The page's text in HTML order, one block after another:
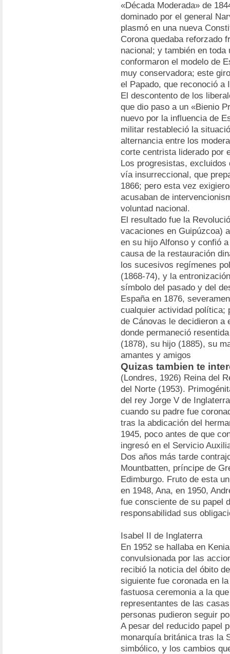
«Década Moderada» de
dominado por el general
plasmó en una nueva
Corona quedaba reforzado
nacional; y también en
conformaron el modelo de
muy conservadora; este
el Papado, que reconoció a
El descontento de los
que dio paso a un «Bienio
nuevo por la influencia de
militar restableció la
alternancia entre los
corte centrista liderado por
Los progresistas,
vía insurreccional, que
1866; pero esta vez
acusaban de
voluntad nacional.
El resultado fue la
vacaciones en Guipúzcoa)
en su hijo Alfonso y confió
causa de la restauración
los sucesivos regímenes
(1868-74), y la
símbolo del pasado y del
España en 1876,
cualquier actividad política;
de Cánovas le decidieron
donde permaneció
(1878), su hijo (1885), su
amantes y amigos
Quizas tambien te
(Londres, 1926) Reina del
del Norte (1953).
del rey Jorge V de
cuando su padre fue
tras la abdicación del
1945, poco antes de que
ingresó en el Servicio
Dos años más tarde
Mountbatten, príncipe de
Edimburgo. Fruto de esta
en 1948, Ana, en 1950,
fue consciente de su papel
responsabilidad sus
Isabel II de Inglaterra
En 1952 se hallaba en
convulsionada por las
recibió la noticia del óbito
siguiente fue coronada en
fastuosa ceremonia a la
representantes de las
personas pudieron seguir
A pesar del reducido papel
monarquía británica tras la
simbólico, y los cambios